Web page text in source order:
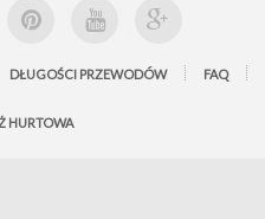
DŁUGOŚCI PRZEWODÓW FAQ
HURTOWA